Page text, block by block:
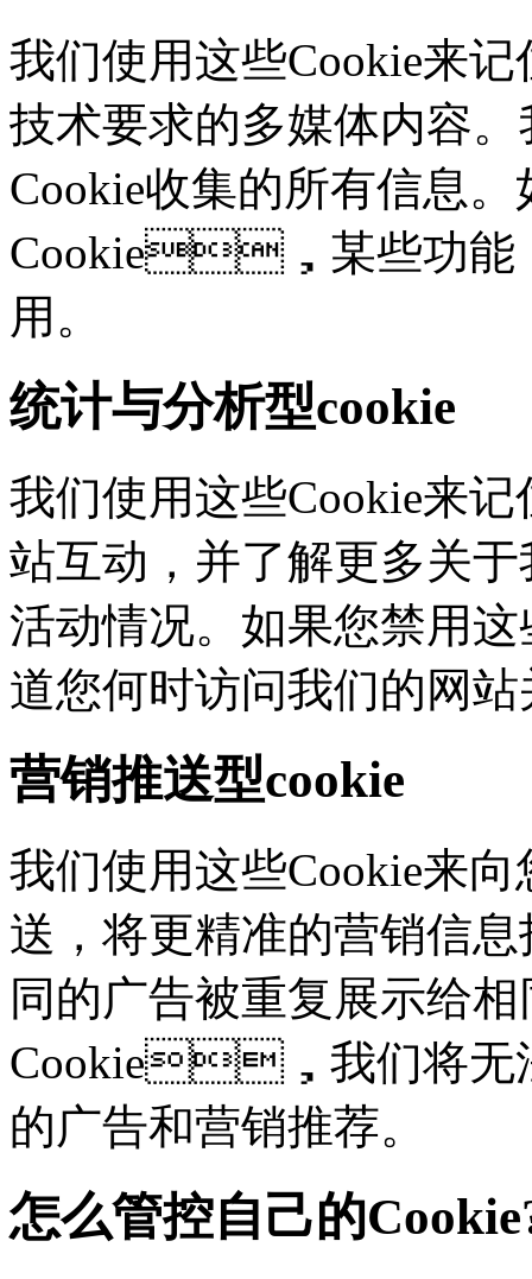
我们使用这些Cookie来
技术要求的多媒体内容
Cookie收集的所有信息
Cookie，某些功能
用。
统计与分析型cookie
我们使用这些Cookie来
站互动，并了解更多
活动情况。如果您禁用
道您何时访问我们的网
营销推送型cookie
我们使用这些Cookie来向
送，将更精准的营销信
同的广告被重复展示给
Cookie，我们将无
的广告和营销推荐。
怎么管控自己的